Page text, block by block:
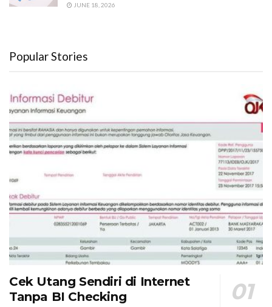
JUNE 18, 2026
Popular Stories
Cek Utang Sendiri di Internet
Tanpa BI Checking